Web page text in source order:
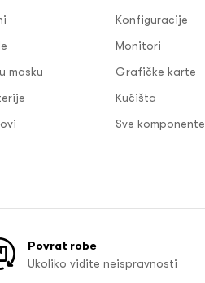
masku
Konfiguracije
Monitori
Grafičke karte
Kućišta
Sve komponente
Povrat robe
Ukoliko vidite neispravnosti